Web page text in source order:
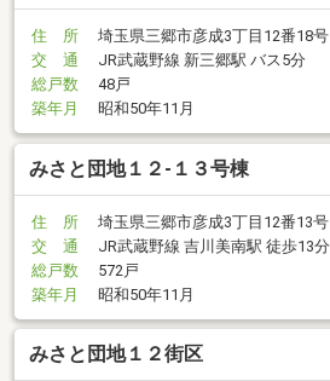
住 所
埼玉県三郷市彦成3丁目12番18号
交 通
JR武蔵野線 新三郷駅 バス5分
総戸数
48戸
築年月
昭和50年11月
みさと団地１２-１３号棟
住 所
埼玉県三郷市彦成3丁目12番13号
交 通
JR武蔵野線 吉川美南駅 徒歩13分
総戸数
572戸
築年月
昭和50年11月
みさと団地１２街区